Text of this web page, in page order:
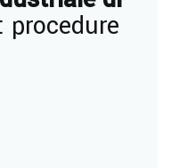
procedure